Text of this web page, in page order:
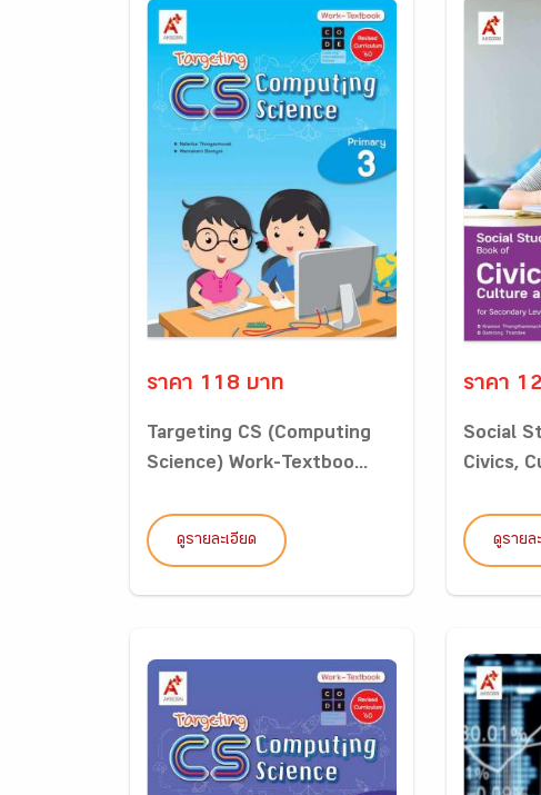
ราคา 118 บาท
Targeting CS (Computing
Science) Work-Textboo...
ดูรายละเอียด
ราคา
Social
Civics,
ดูรายล